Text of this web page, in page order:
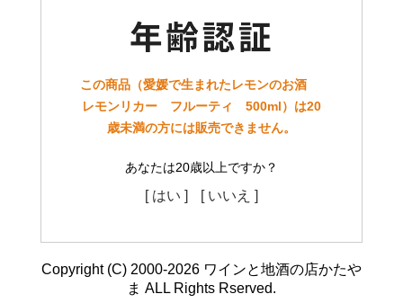
この商品（愛媛で生まれたレモンのお酒
レモンリカー フルーティ 500ml）は20
歳未満の方には販売できません。
あなたは20歳以上ですか？
[ はい ] [ いいえ ]
Copyright (C) 2000-2026 ワインと地酒の店かたや
ま ALL Rights Rserved.